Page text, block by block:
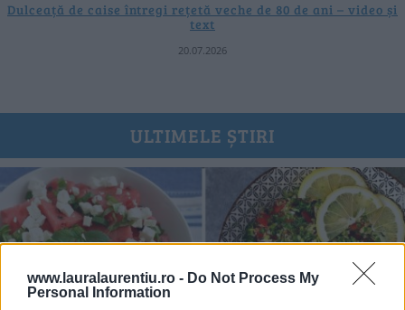
www.lauralaurentiu.ro - Do Not Process My
Personal Information
Dulceață de caise întregi rețetă veche de 80 de ani – video și
text
20.07.2026
ULTIMELE ȘTIRI